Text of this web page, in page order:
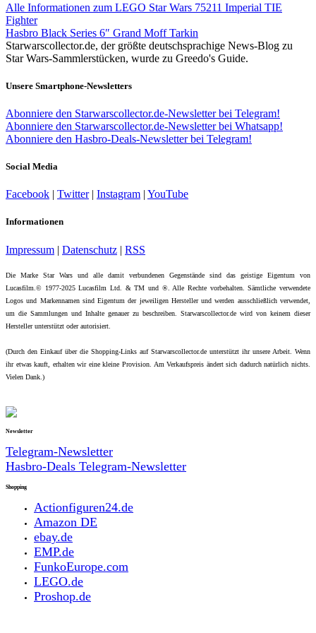
Alle Informationen zum LEGO Star Wars 75211 Imperial TIE
Fighter
Hasbro Black Series 6″ Grand Moff Tarkin
Starwarscollector.de, der größte deutschsprachige News-Blog zu
Star Wars-Sammlerstücken, wurde zu Greedo's Guide.
Unsere Smartphone-Newsletters
Abonniere den Starwarscollector.de-Newsletter bei Telegram!
Abonniere den Starwarscollector.de-Newsletter bei Whatsapp!
Abonniere den Hasbro-Deals-Newsletter bei Telegram!
Social Media
Facebook | Twitter| Instagram | YouTube
Informationen
Impressum | Datenschutz | RSS
Die Marke Star Wars und alle damit verbundenen Gegenstände sind das geistige Eigentum von
Lucasfilm.© 1977-2025 Lucasfilm Ltd. & TM und ®. Alle Rechte vorbehalten. Sämtliche verwendete
Logos und Markennamen sind Eigentum der jeweiligen Hersteller und werden ausschließlich verwendet,
um die Sammlungen und Inhalte genauer zu beschreiben. Starwarscollector.de wird von keinem dieser
Hersteller unterstützt oder autorisiert.
(Durch den Einkauf über die Shopping-Links auf Starwarscollector.de unterstützt ihr unsere Arbeit. Wenn
ihr etwas kauft, erhalten wir eine kleine Provision. Am Verkaufspreis ändert sich dadurch natürlich nichts.
Vielen Dank.)
Newsletter
Telegram-Newsletter
Hasbro-Deals Telegram-Newsletter
Shopping
Actionfiguren24.de
Amazon DE
ebay.de
EMP.de
FunkoEurope.com
LEGO.de
Proshop.de